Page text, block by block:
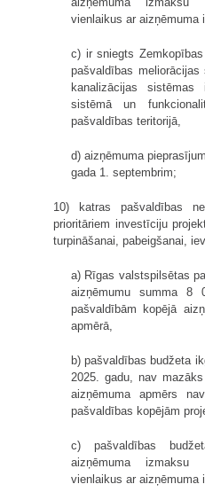
vienlaikus ar aizņēmuma
c) ir sniegts
pašvaldības
kanalizācijas sistēmas
sistēmā un
pašvaldības teritorijā,
d) aizņēmuma
gada 1. septembrim;
10) katras pašvaldības
prioritāriem investīciju
turpināšanai, pabeigšanai,
a) Rīgas valstspilsētas
aizņēmumu summa 8
pašvaldībām kopējā
apmērā,
b) pašvaldības budžeta
2025. gadu, nav
aizņēmuma apmērs
pašvaldības kopējām
c) pašvaldības
aizņēmuma izmaksu
vienlaikus ar aizņēmuma